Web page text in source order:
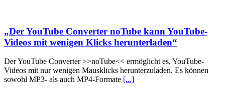
„Der YouTube Converter noTube kann YouTube-
Videos mit wenigen Klicks herunterladen“
Der YouTube Converter >>noTube<< ermöglicht es, YouTube-
Videos mit nur wenigen Mausklicks herunterzuladen. Es können
sowohl MP3- als auch MP4-Formate [...]